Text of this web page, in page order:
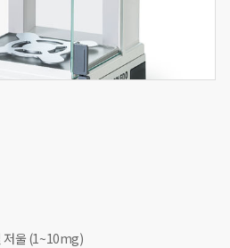
저울 (1~10mg)